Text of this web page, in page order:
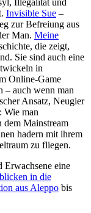
Invisible Sue –
zur Befreiung aus
Man. Meine
die zeigt,
Sie sind auch eine
in
Online-Game
– auch wenn man
Ansatz, Neugier
: Wie man
dem Mainstream
hadern mit ihrem
zu fliegen.
Erwachsene eine
in die
aus Aleppo bis